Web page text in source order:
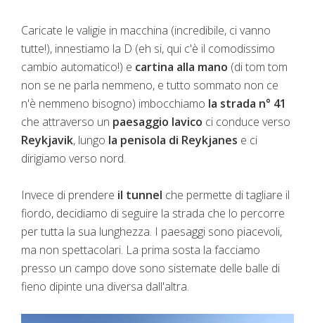
Caricate le valigie in macchina (incredibile, ci vanno
tutte!), innestiamo la D (eh si, qui c'è il comodissimo
cambio automatico!) e cartina alla mano (di tom tom
non se ne parla nemmeno, e tutto sommato non ce
n'è nemmeno bisogno) imbocchiamo la strada n° 41
che attraverso un paesaggio lavico ci conduce verso
Reykjavik, lungo la penisola di Reykjanes e ci
dirigiamo verso nord.
Invece di prendere il tunnel che permette di tagliare il
fiordo, decidiamo di seguire la strada che lo percorre
per tutta la sua lunghezza. I paesaggi sono piacevoli,
ma non spettacolari. La prima sosta la facciamo
presso un campo dove sono sistemate delle balle di
fieno dipinte una diversa dall'altra.